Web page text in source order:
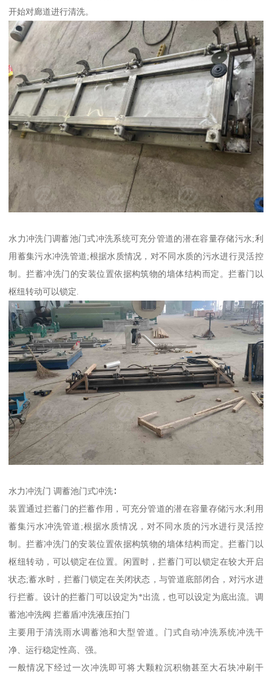
开始对廊道进行清洗。
水力冲洗门调蓄池门式冲洗系统可充分管道的潜在容量存储污水;利
用蓄集污水冲洗管道;根据水质情况，对不同水质的污水进行灵活控
制。拦蓄冲洗门的安装位置依据构筑物的墙体结构而定。拦蓄门以
枢纽转动可以锁定.
水力冲洗门 调蓄池门式冲洗∶
装置通过拦蓄门的拦蓄作用，可充分管道的潜在容量存储污水;利用
蓄集污水冲洗管道;根据水质情况，对不同水质的污水进行灵活控
制。拦蓄冲洗门的安装位置依据构筑物的墙体结构而定。拦蓄门以
枢纽转动，可以锁定在位置。闲置时，拦蓄门可以锁定在较大开启
状态;蓄水时，拦蓄门锁定在关闭状态，与管道底部闭合，对污水进
行拦蓄。设计的拦蓄门可以设定为*出流，也可以设定为底出流。调
蓄池冲洗阀 拦蓄盾冲洗液压拍门
主要用于清洗雨水调蓄池和大型管道。门式自动冲洗系统冲洗干
净、运行稳定性高、强。
一般情况下经过一次冲洗即可将大颗粒沉积物甚至大石块冲刷干